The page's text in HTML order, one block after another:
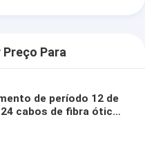
Preço Para
de período 12 de
cabos de fibra ótica